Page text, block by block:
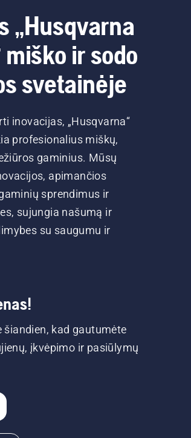
„Husqvarna
miško ir sodo
svetainėje
inovacijas, „Husqvarna“
profesionalius miškų,
gaminius. Mūsų
apimančios
sprendimus ir
sujungia našumą ir
su saugumu ir
šiandien, kad gautumėte
įkvėpimo ir pasiūlymų